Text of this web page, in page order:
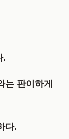
.
판이하게
다.